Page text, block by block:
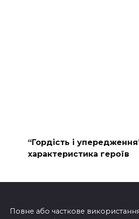
“Гордість і
характеристика героїв
Повне або часткове використання